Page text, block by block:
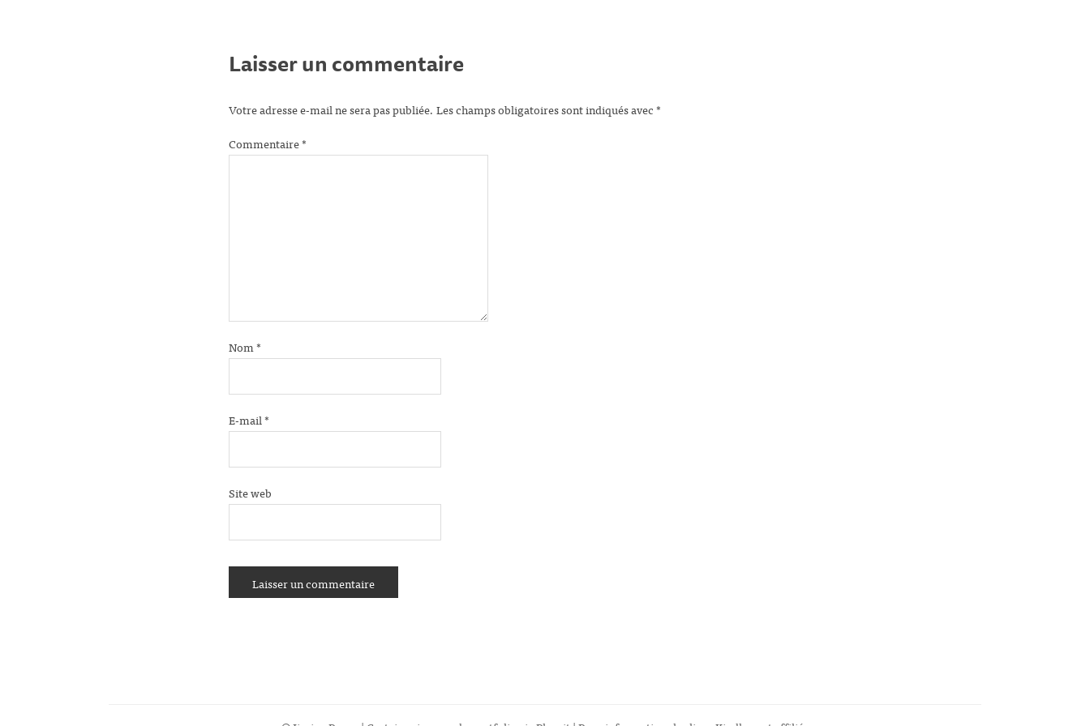
Laisser un commentaire
Votre adresse e-mail ne sera pas publiée. Les champs obligatoires sont indiqués avec*
Commentaire*
Nom*
E-mail*
Site web